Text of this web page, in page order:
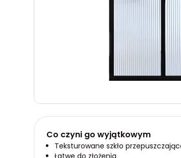
Co czyni go wyjątkowym
Teksturowane szkło